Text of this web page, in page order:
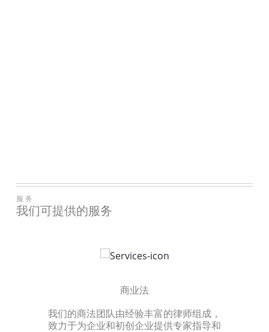
服务
我们可提供的服务
商业法
我们的商法团队由经验丰富的律师组成，
致力于为企业和初创企业提供专家指导和